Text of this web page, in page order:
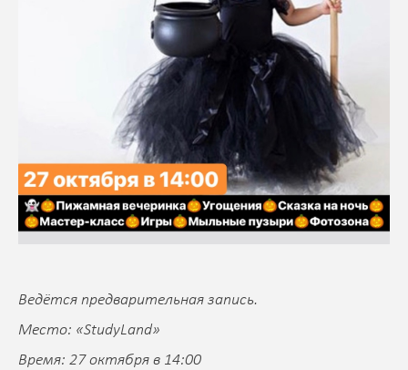
Ведётся предварительная запись.
Место: «StudyLand»
Время: 27 октября в 14:00